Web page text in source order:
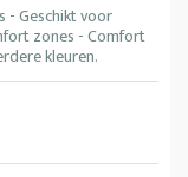
- Geschikt voor
zones - Comfort
kleuren.